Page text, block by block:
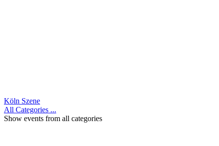
Köln Szene
All Categories ...
Show events from all categories